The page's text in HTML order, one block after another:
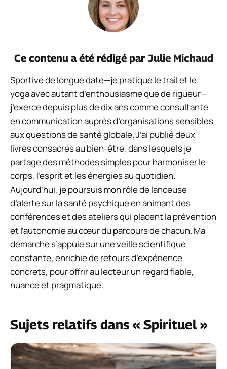
Ce contenu a été rédigé par Julie Michaud
Sportive de longue date—je pratique le trail et le
yoga avec autant d’enthousiasme que de rigueur—
j’exerce depuis plus de dix ans comme consultante
en communication auprès d’organisations sensibles
aux questions de santé globale. J’ai publié deux
livres consacrés au bien-être, dans lesquels je
partage des méthodes simples pour harmoniser le
corps, l’esprit et les énergies au quotidien.
Aujourd’hui, je poursuis mon rôle de lanceuse
d’alerte sur la santé psychique en animant des
conférences et des ateliers qui placent la prévention
et l’autonomie au cœur du parcours de chacun. Ma
démarche s’appuie sur une veille scientifique
constante, enrichie de retours d’expérience
concrets, pour offrir au lecteur un regard fiable,
nuancé et pragmatique.
Sujets relatifs dans « Spirituel »